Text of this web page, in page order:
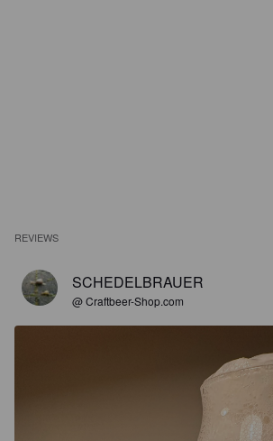
REVIEWS
SCHEDELBRAUER
@ Craftbeer-Shop.com